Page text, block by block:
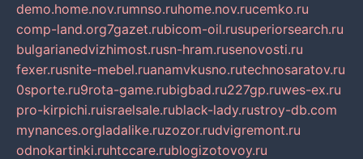
demo.home.nov.rumnso.ruhome.nov.rucemko.ru
comp-land.org7gazet.rubicom-oil.rusuperiorsearch.ru
bulgarianedvizhimost.rusn-hram.rusenovosti.ru
fexer.rusnite-mebel.ruanamvkusno.rutechnosaratov.ru
0sporte.ru9rota-game.rubigbad.ru227gp.ruwes-ex.ru
pro-kirpichi.ruisraelsale.rublack-lady.rustroy-db.com
mynances.orgladalike.ruzozor.rudvigremont.ru
odnokartinki.ruhtccare.rublogizotovoy.ru